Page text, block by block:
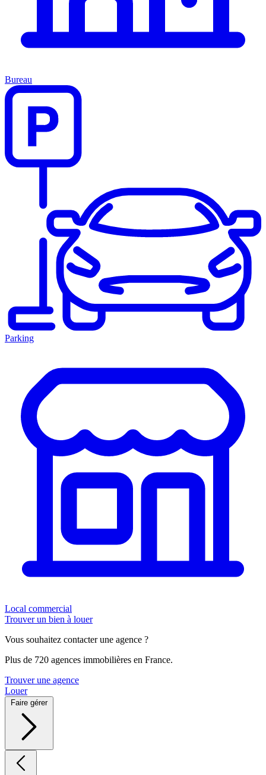
Bureau
Parking
Local commercial
Trouver un bien à louer
Vous souhaitez contacter une agence ?
Plus de 720 agences immobilières en France.
Trouver une agence
Louer
Faire gérer